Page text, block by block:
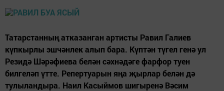
Татарстанның атказанган артисты Равил Галиев
күпкырлы эшчәнлек алып бара. Күптән түгел генә ул
Резидә Шәрәфиева белән сәхнәдәге фарфор туен
билгеләп үтте. Репертуарын яңа җырлар белән дә
тулыландыра. Наил Касыймов шигыренә Вәсим